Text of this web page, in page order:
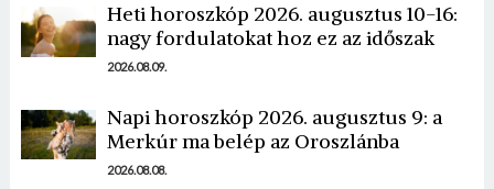
Heti horoszkóp 2026. augusztus 10-16:
nagy fordulatokat hoz ez az időszak
2026.08.09.
Napi horoszkóp 2026. augusztus 9: a
Merkúr ma belép az Oroszlánba
2026.08.08.
Borsonline bejelentkezés